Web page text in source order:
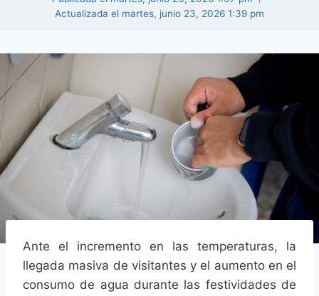
Actualizada el martes, junio 23, 2026 1:39 pm
Ante el incremento en las temperaturas, la
llegada masiva de visitantes y el aumento en el
consumo de agua durante las festividades de